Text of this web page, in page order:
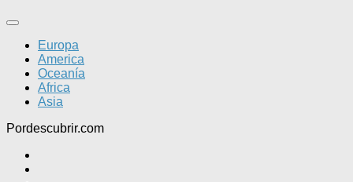
Europa
America
Oceanía
Africa
Asia
Pordescubrir.com